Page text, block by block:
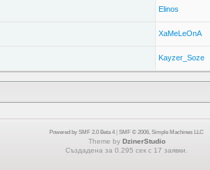
Elinos
XaMeLeOnA
Kayzer_Soze
Powered by SMF 2.0 Beta 4 SMF © 2006, Simple Machines LLC
Theme by DzinerStudio
Създадена за 0.295 сек с 17 заявки.